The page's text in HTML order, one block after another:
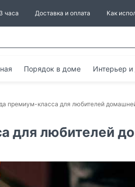
часа Доставка и оплата Как
Порядок в доме Интерьер и
премиум-класса для любителей
для любителей